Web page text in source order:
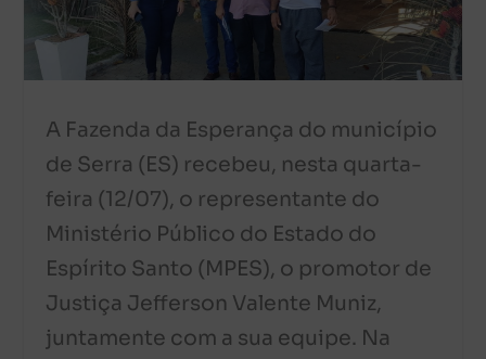
A Fazenda da Esperança do município
de Serra (ES) recebeu, nesta quarta-
feira (12/07), o representante do
Ministério Público do Estado do
Espírito Santo (MPES), o promotor de
Justiça Jefferson Valente Muniz,
juntamente com a sua equipe. Na